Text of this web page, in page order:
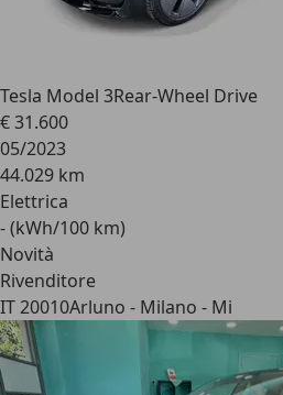
Tesla Model 3Rear-Wheel Drive
€ 31.600
05/2023
44.029 km
Elettrica
- (kWh/100 km)
Novità
Rivenditore
IT 20010Arluno - Milano - Mi